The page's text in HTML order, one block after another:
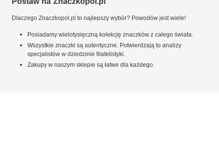
Dlaczego Znaczkopol.pl to najlepszy wybór? Powodów jest wiele!
Posiadamy wielotysięczną kolekcję znaczków z całego świata.
Wszystkie znaczki są autentyczne. Potwierdzają to analizy
specjalistów w dziedzinie filatelistyki.
Zakupy w naszym sklepie są łatwe dla każdego.